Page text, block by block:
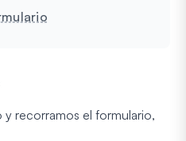
recorramos el formulario,